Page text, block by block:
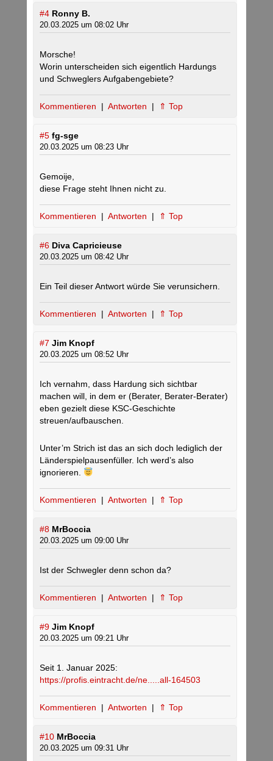
#4 Ronny B.
20.03.2025 um 08:02 Uhr
Morsche!
Worin unterscheiden sich eigentlich Hardungs
und Schweglers Aufgabengebiete?
Kommentieren | Antworten | ⇑ Top
#5 fg-sge
20.03.2025 um 08:23 Uhr
Gemoije,
diese Frage steht Ihnen nicht zu.
Kommentieren | Antworten | ⇑ Top
#6 Diva Capricieuse
20.03.2025 um 08:42 Uhr
Ein Teil dieser Antwort würde Sie verunsichern.
Kommentieren | Antworten | ⇑ Top
#7 Jim Knopf
20.03.2025 um 08:52 Uhr
Ich vernahm, dass Hardung sich sichtbar
machen will, in dem er (Berater, Berater-Berater)
eben gezielt diese KSC-Geschichte
streuen/aufbauschen.
Unter’m Strich ist das an sich doch lediglich der
Länderspielpausenfüller. Ich werd’s also
ignorieren.
Kommentieren | Antworten | ⇑ Top
#8 MrBoccia
20.03.2025 um 09:00 Uhr
Ist der Schwegler denn schon da?
Kommentieren | Antworten | ⇑ Top
#9 Jim Knopf
20.03.2025 um 09:21 Uhr
Seit 1. Januar 2025:
https://profis.eintracht.de/ne.....all-164503
Kommentieren | Antworten | ⇑ Top
#10 MrBoccia
20.03.2025 um 09:31 Uhr